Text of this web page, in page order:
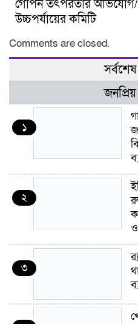
গোপন তৎপরতার অভিযোগ/
উচ্চপর্যায়ের কমিটি
Comments are closed.
১
২
৩